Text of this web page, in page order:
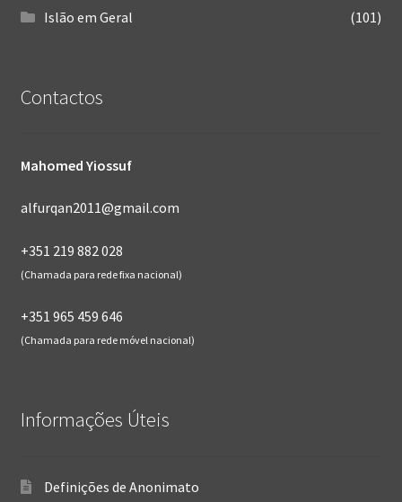
Islão em Geral
(101)
Contactos
Mahomed Yiossuf
alfurqan2011@gmail.com
+351 219 882 028
(Chamada para rede fixa nacional)
+351 965 459 646
(Chamada para rede móvel nacional)
Informações Úteis
Definições de Anonimato